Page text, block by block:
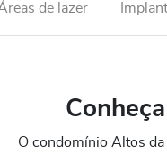
de lazer
O condomínio Altos